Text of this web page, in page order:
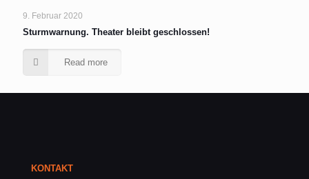
9. Februar 2020
Sturmwarnung. Theater bleibt geschlossen!
Read more
KONTAKT